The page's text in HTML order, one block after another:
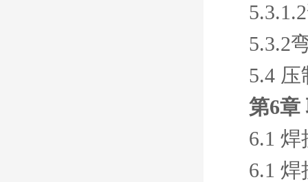
5.3.2
5.4
第6章
6.1 焊
6.1 焊